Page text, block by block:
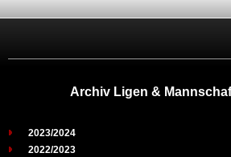
Archiv Ligen &
2023/2024
2022/2023